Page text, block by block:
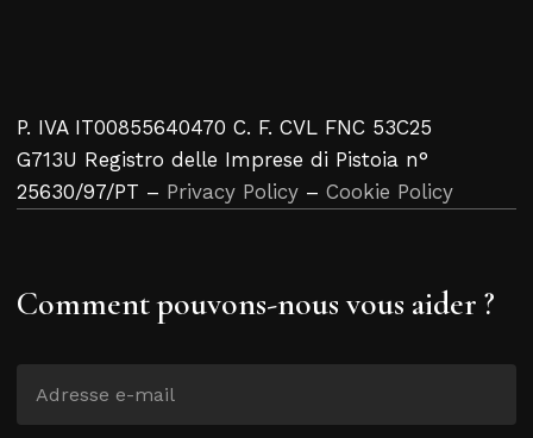
P. IVA IT00855640470 C. F. CVL FNC 53C25
G713U Registro delle Imprese di Pistoia n°
25630/97/PT – Privacy Policy – Cookie Policy
Comment pouvons-nous vous aider ?